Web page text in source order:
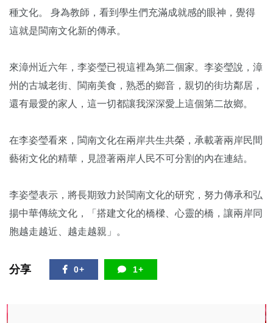
種文化。 身為教師，看到學生們充滿成就感的眼神，覺得
這就是閩南文化新的傳承。
來漳州近六年，李姿瑩已視這裡為第二個家。李姿瑩說，漳
州的古城老街、閩南美食，熟悉的鄉音，親切的街坊鄰居，
還有最愛的家人，這一切都讓我深深愛上這個第二故鄉。
在李姿瑩看來，閩南文化在兩岸共生共榮，承載著兩岸民間
藝術文化的精華，見證著兩岸人民不可分割的內在連結。
李姿瑩表示，將長期致力於閩南文化的研究，努力傳承和弘
揚中華傳統文化，「搭建文化的橋樑、心靈的橋，讓兩岸同
胞越走越近、越走越親」。
分享 0+ 1+